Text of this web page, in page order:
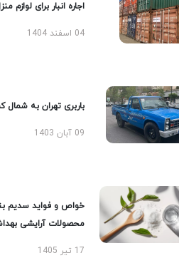
اجاره انبار برای لوازم
04 اسفند 1404
باربری تهران به شمال
09 آبان 1403
خواص و فواید سدیم
محصولات آرایشی
17 تیر 1405